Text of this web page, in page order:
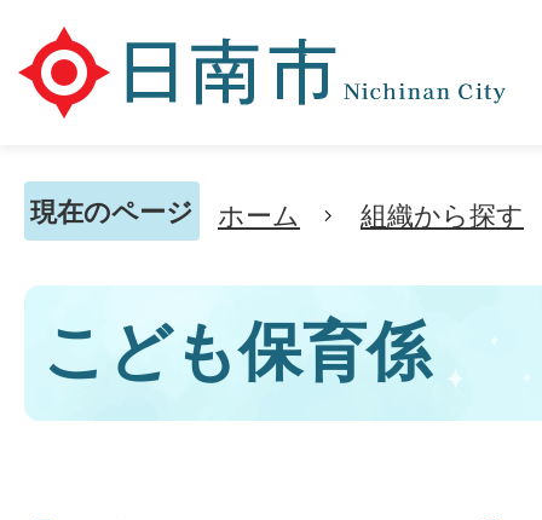
現在のページ ホーム 組織から探す
こども保育係